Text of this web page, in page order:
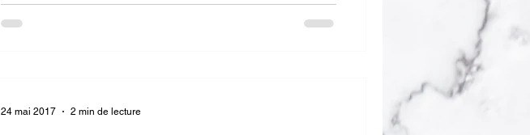
24 mai 2017 2 min de lecture